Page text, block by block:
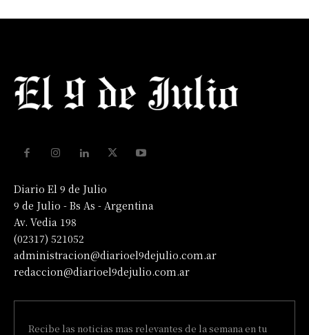
Diario El 9 de Julio
9 de Julio - Bs As - Argentina
Av. Vedia 198
(02317) 521052
administracion@diarioel9dejulio.com.ar
redaccion@diarioel9dejulio.com.ar
Recibe las noticias mas relevantes de la semana en tu